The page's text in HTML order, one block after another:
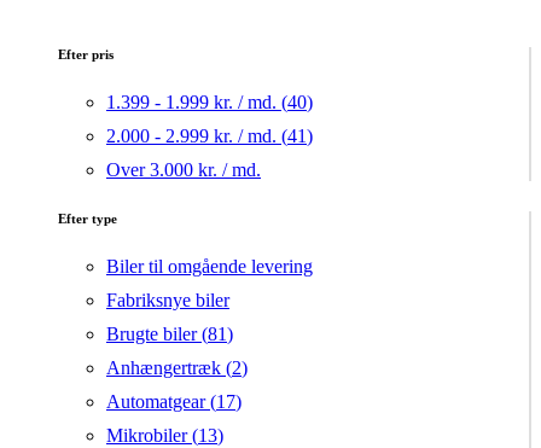
Efter pris
1.399 - 1.999 kr. / md. (40)
2.000 - 2.999 kr. / md. (41)
Over 3.000 kr. / md.
Efter type
Biler til omgående levering
Fabriksnye biler
Brugte biler (81)
Anhængertræk (2)
Automatgear (17)
Mikrobiler (13)